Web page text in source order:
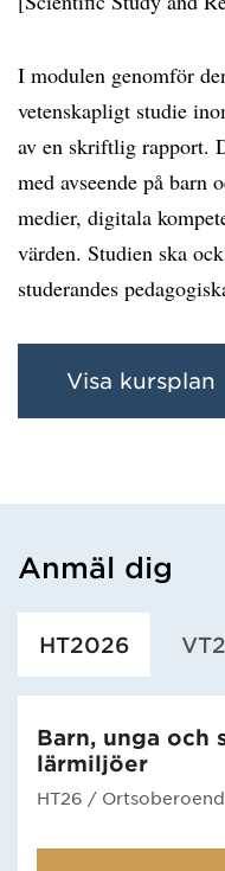
I modulen genomför
vetenskapligt studie
av en skriftlig rapport.
med avseende på barn
medier, digitala
värden. Studien ska
studerandes
Visa kursplan
Anmäl dig
Har hämtat utbildning.
HT2026
Barn, unga och
lärmiljöer
HT26 /